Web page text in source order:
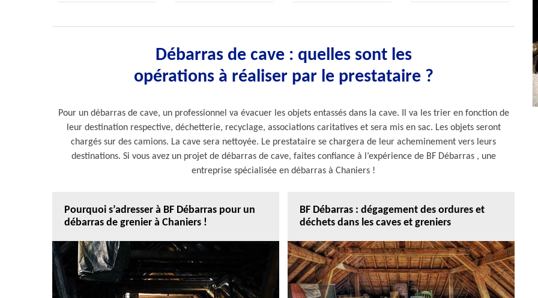
Débarras de cave : quelles sont les
opérations à réaliser par le prestataire ?
Pour un débarras de cave, un professionnel va évacuer les objets entassés dans la cave. Il va les trier en fonction de
leur destination respective, déchetterie, recyclage, associations caritatives et sera mis en sac. Les objets seront
chargés sur des camions. La cave sera nettoyée. Le prestataire se chargera de leur acheminement vers leurs
destinations. Si vous avez un projet de débarras de cave, faites confiance à l’expérience de BF Débarras , une
entreprise spécialisée en débarras à Chaniers !
Pourquoi s’adresser à BF Débarras pour un
débarras de grenier à Chaniers !
BF Débarras : dégagement des ordures et
déchets dans les caves et greniers